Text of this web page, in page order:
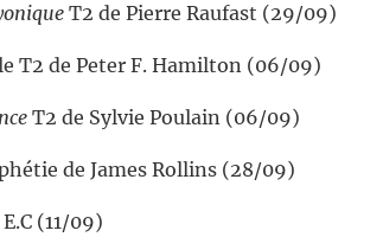
T2 de Pierre Raufast (29/09)
T2 de Peter F. Hamilton (06/09)
T2 de Sylvie Poulain (06/09)
de James Rollins (28/09)
(11/09)